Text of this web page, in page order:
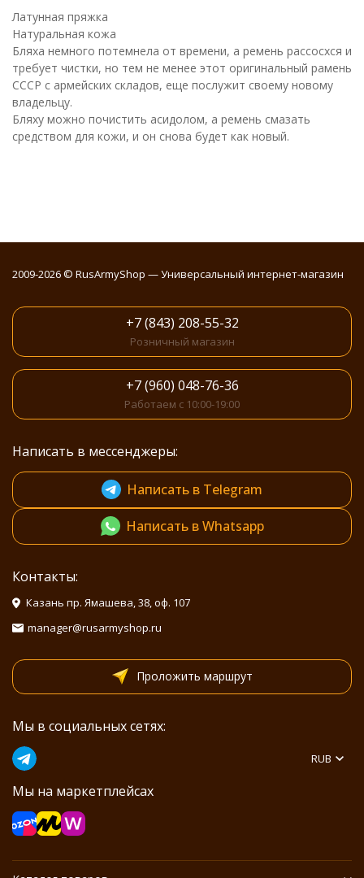
Латунная пряжка
Натуральная кожа
Бляха немного потемнела от времени, а ремень рассосхся и
требует чистки, но тем не менее этот оригинальный рамень
СССР с армейских складов, еще послужит своему новому
владельцу.
Бляху можно почистить асидолом, а ремень смазать
средством для кожи, и он снова будет как новый.
2009-2026 © RusArmyShop — Универсальный интернет-магазин
+7 (843) 208-55-32
Розничный магазин
+7 (960) 048-76-36
Работаем с 10:00-19:00
Написать в мессенджеры:
Написать в Telegram
Написать в Whatsapp
Контакты:
Казань пр. Ямашева, 38, оф. 107
manager@rusarmyshop.ru
Проложить маршрут
Мы в социальных сетях:
Мы на маркетплейсах
RUB